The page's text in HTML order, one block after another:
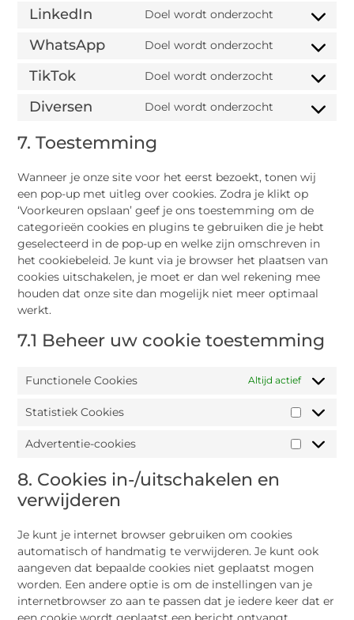
LinkedIn Doel wordt onderzocht
WhatsApp Doel wordt onderzocht
TikTok Doel wordt onderzocht
Diversen Doel wordt onderzocht
7. Toestemming
Wanneer je onze site voor het eerst bezoekt, tonen wij
een pop-up met uitleg over cookies. Zodra je klikt op
‘Voorkeuren opslaan’ geef je ons toestemming om de
categorieën cookies en plugins te gebruiken die je hebt
geselecteerd in de pop-up en welke zijn omschreven in
het cookiebeleid. Je kunt via je browser het plaatsen van
cookies uitschakelen, je moet er dan wel rekening mee
houden dat onze site dan mogelijk niet meer optimaal
werkt.
7.1 Beheer uw cookie toestemming
Functionele Cookies Altijd actief
Statistiek Cookies
Advertentie-cookies
8. Cookies in-/uitschakelen en
verwijderen
Je kunt je internet browser gebruiken om cookies
automatisch of handmatig te verwijderen. Je kunt ook
aangeven dat bepaalde cookies niet geplaatst mogen
worden. Een andere optie is om de instellingen van je
internetbrowser zo aan te passen dat je iedere keer dat er